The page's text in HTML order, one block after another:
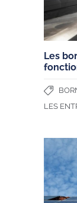
Les
LES